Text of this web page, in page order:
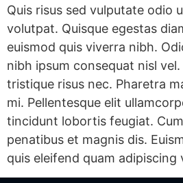
Quis risus sed vulputate odio
volutpat. Quisque egestas
euismod quis viverra nibh.
nibh ipsum consequat nisl
tristique risus nec. Pharetra
mi. Pellentesque elit
tincidunt lobortis feugiat.
penatibus et magnis dis.
quis eleifend quam adipiscing